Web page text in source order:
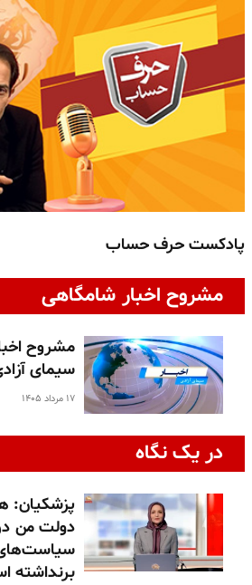
پادکست حرف حساب
مشروح اخبار شامگاهی
مشروح
سیمای
۱۷ مرداد ۱۴۰۵
در یک نگاه
پزشکیان:
دولت من
برنداشته